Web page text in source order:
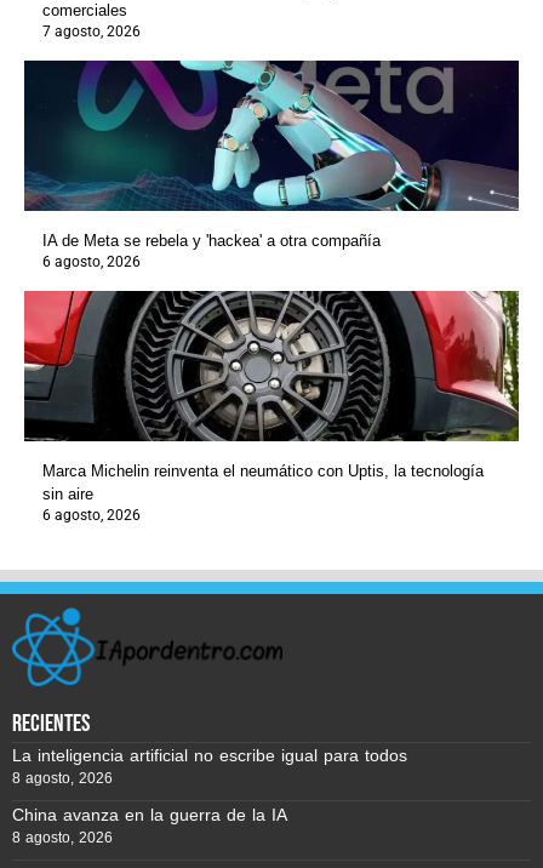
comerciales
7 agosto, 2026
IA de Meta se rebela y 'hackea' a otra compañía
6 agosto, 2026
Marca Michelin reinventa el neumático con Uptis, la tecnología
sin aire
6 agosto, 2026
recientes
La inteligencia artificial no escribe igual para todos
8 agosto, 2026
China avanza en la guerra de la IA
8 agosto, 2026